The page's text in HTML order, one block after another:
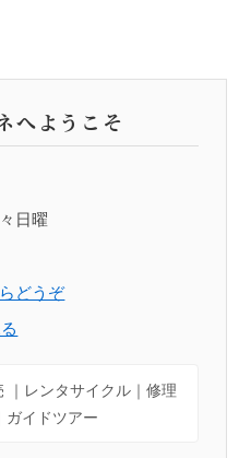
へようこそ
日曜
どうぞ
｜レンタサイクル｜修理
ガイドツアー